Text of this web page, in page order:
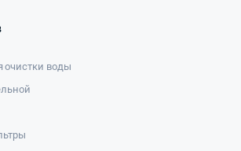
воды